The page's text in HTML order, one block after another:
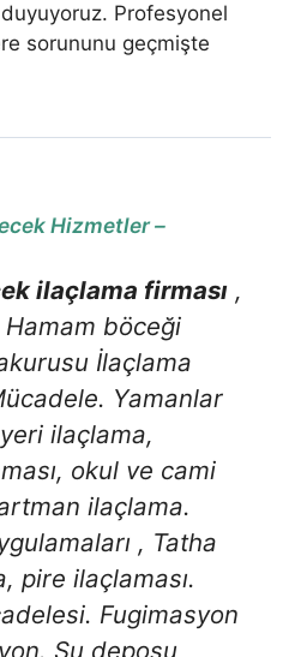
Profesyonel
sorununu geçmişte
Hizmetler –
ilaçlama firması ,
böceği
İlaçlama
Yamanlar
ilaçlama,
okul ve cami
ilaçlama.
, Tatha
pire ilaçlaması.
Fugimasyon
Su deposu